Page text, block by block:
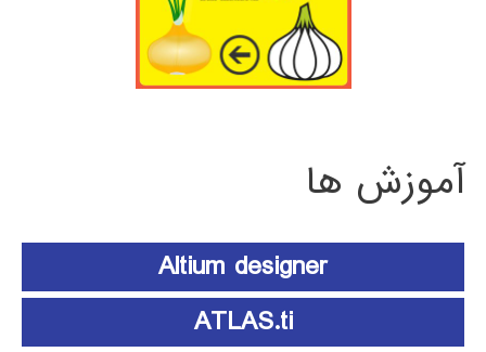
آموزش ها
Altium designer
ATLAS.ti